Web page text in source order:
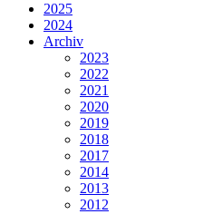
2025
2024
Archiv
2023
2022
2021
2020
2019
2018
2017
2014
2013
2012